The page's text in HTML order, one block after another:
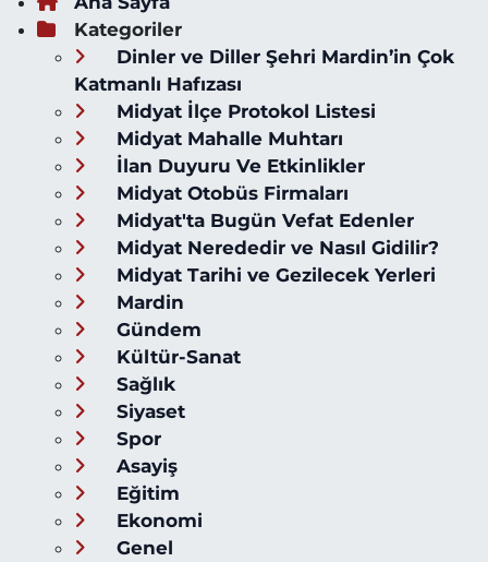
Kategoriler
Dinler ve Diller Şehri Mardin’in Çok
Katmanlı Hafızası
Midyat İlçe Protokol Listesi
Midyat Mahalle Muhtarı
İlan Duyuru Ve Etkinlikler
Midyat Otobüs Firmaları
Midyat'ta Bugün Vefat Edenler
Midyat Nerededir ve Nasıl Gidilir?
Midyat Tarihi ve Gezilecek Yerleri
Mardin
Gündem
Kültür-Sanat
Sağlık
Siyaset
Spor
Asayiş
Eğitim
Ekonomi
Genel